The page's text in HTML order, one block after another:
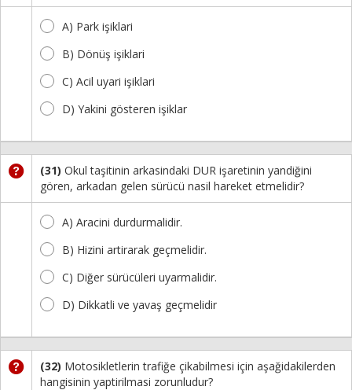
A) Park işiklari
B) Dönüş işiklari
C) Acil uyari işiklari
D) Yakini gösteren işiklar
(31) Okul taşitinin arkasindaki DUR işaretinin yandiğini
gören, arkadan gelen sürücü nasil hareket etmelidir?
A) Aracini durdurmalidir.
B) Hizini artirarak geçmelidir.
C) Diğer sürücüleri uyarmalidir.
D) Dikkatli ve yavaş geçmelidir
(32) Motosikletlerin trafiğe çikabilmesi için aşağidakilerden
hangisinin yaptirilmasi zorunludur?